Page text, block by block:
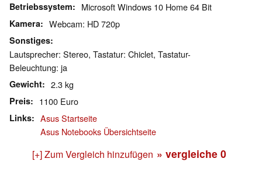
Betriebssystem Microsoft Windows 10 Home 64 Bit
Kamera Webcam: HD 720p
Sonstiges
Lautsprecher: Stereo, Tastatur: Chiclet, Tastatur-
Beleuchtung: ja
Gewicht 2.3 kg
Preis 1100 Euro
Links
Asus Startseite
Asus Notebooks Übersichtseite
[+] Zum Vergleich hinzufügen » vergleiche 0